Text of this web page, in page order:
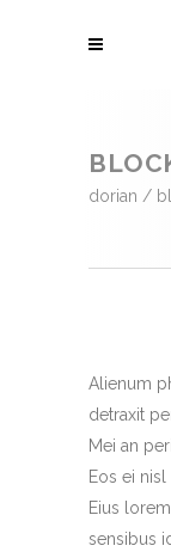
dorian /
Alienum
detraxit
Mei an
Eos ei
Eius
sensibus